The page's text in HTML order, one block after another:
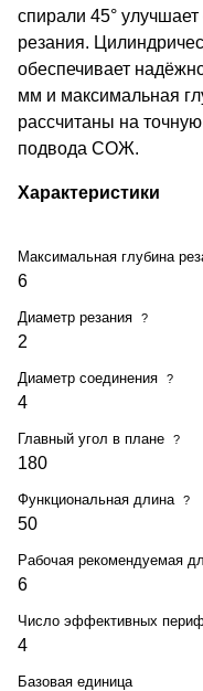
спирали 45°
резания.
обеспечивает
мм и максимальная
рассчитаны на
подвода СОЖ.
Характеристики
Максимальная глубина
6
Диаметр резания ?
2
Диаметр соединения ?
4
Главный угол в плане ?
180
Функциональная длина ?
50
Рабочая рекомендуемая
6
Число эффективных
4
Базовая единица